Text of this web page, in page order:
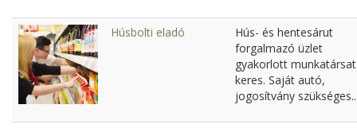
Húsbolti eladó
Hús- és hentesárut
forgalmazó üzlet
gyakorlott munkatársat
keres. Saját autó,
jogosítvány